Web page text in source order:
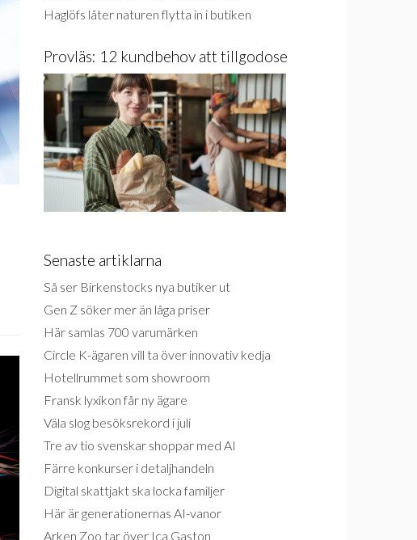
Haglöfs låter naturen flytta in i butiken
Provläs: 12 kundbehov att tillgodose
Senaste artiklarna
Så ser Birkenstocks nya butiker ut
Gen Z söker mer än låga priser
Här samlas 700 varumärken
Circle K-ägaren vill ta över innovativ kedja
Hotellrummet som showroom
Fransk lyxikon får ny ägare
Väla slog besöksrekord i juli
Tre av tio svenskar shoppar med AI
Färre konkurser i detaljhandeln
Digital skattjakt ska locka familjer
Här är generationernas AI-vanor
Arken Zoo tar över Ica Gaston